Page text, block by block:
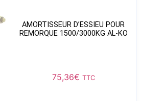
AMORTISSEUR D’ESSIEU POUR
REMORQUE 1500/3000KG AL-KO
75,36€ TTC